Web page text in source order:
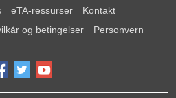
eTA-ressurser
Kontakt
og betingelser Personvern